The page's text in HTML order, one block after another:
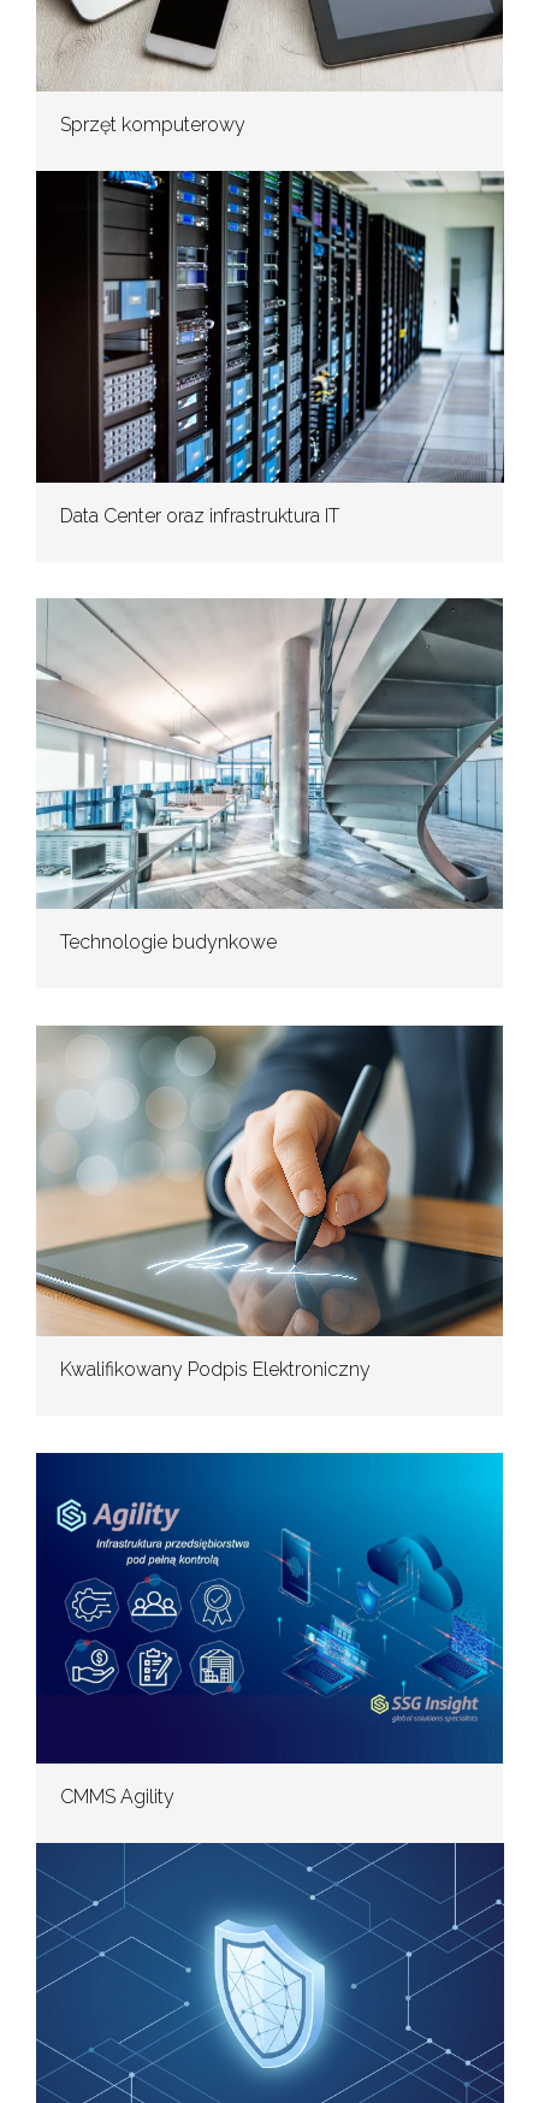
Sprzęt komputerowy
Data Center oraz infrastruktura IT
Technologie budynkowe
Kwalifikowany Podpis Elektroniczny
CMMS Agility